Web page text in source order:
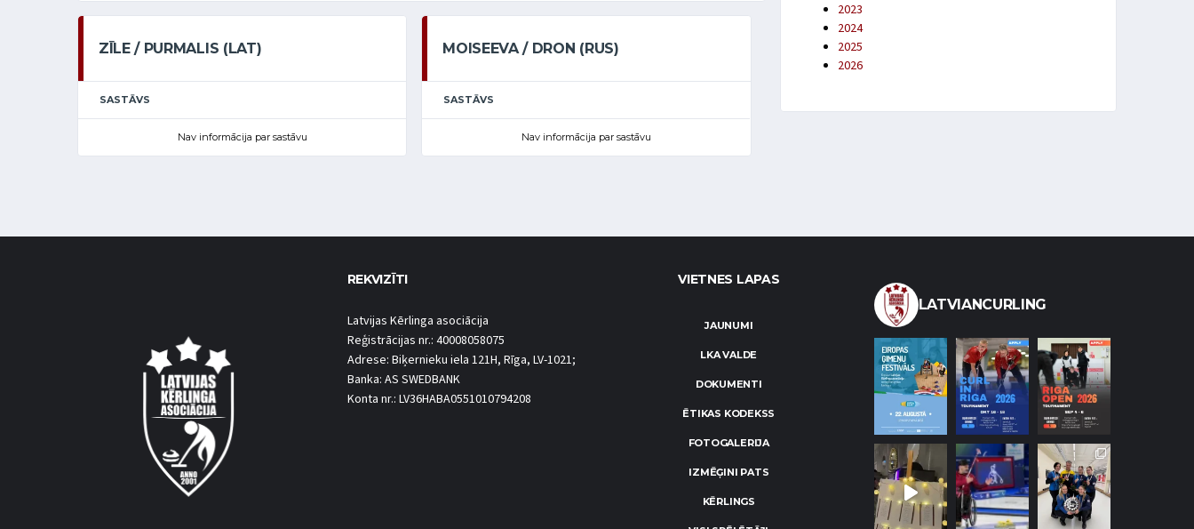
ZĪLE / PURMALIS (LAT)
SASTĀVS
Nav informācija par sastāvu
MOISEEVA / DRON (RUS)
SASTĀVS
Nav informācija par sastāvu
2023
2024
2025
2026
REKVIZĪTI
Latvijas Kērlinga asociācija
Reģistrācijas nr.: 40008058075
Adrese: Biķernieku iela 121H, Rīga, LV-1021;
Banka: AS SWEDBANK
Konta nr.: LV36HABA0551010794208
VIETNES LAPAS
JAUNUMI
LKA VALDE
DOKUMENTI
ĒTIKAS KODEKSS
FOTOGALERIJA
IZMĒĢINI PATS
KĒRLINGS
LATVIANCURLING